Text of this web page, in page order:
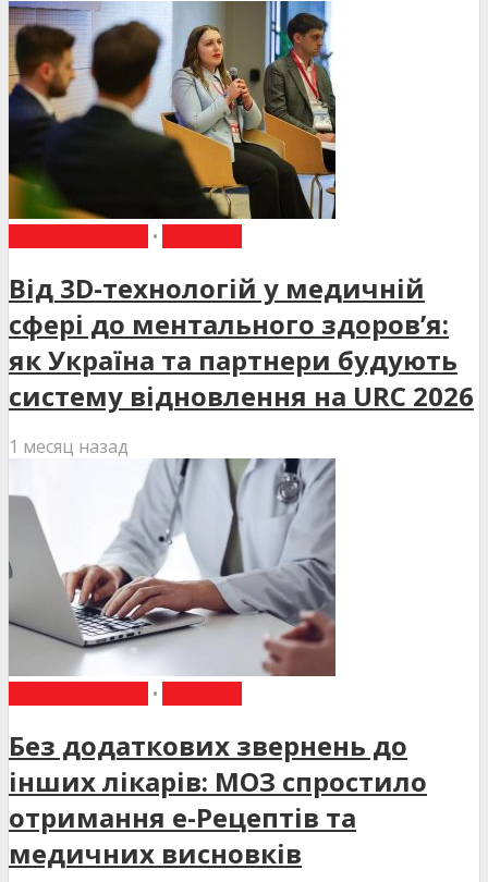
•
Від 3D-технологій у медичній
сфері до ментального здоров’я:
як Україна та партнери будують
систему відновлення на URC 2026
1 месяц назад
•
Без додаткових звернень до
інших лікарів: МОЗ спростило
отримання е-Рецептів та
медичних висновків